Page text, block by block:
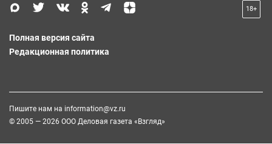
18+
Полная версия сайта
Редакционная политика
Пишите нам на information@vz.ru
© 2005 — 2026 ООО Деловая газета «Взгляд»